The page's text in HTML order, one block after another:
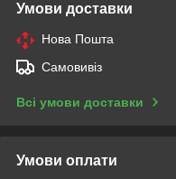
Умови доставки
Нова Пошта
Самовивіз
Всі умови доставки
Умови оплати